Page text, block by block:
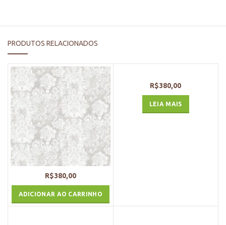
PRODUTOS RELACIONADOS
R$380,00
ADICIONAR AO CARRINHO
R$380,00
LEIA MAIS